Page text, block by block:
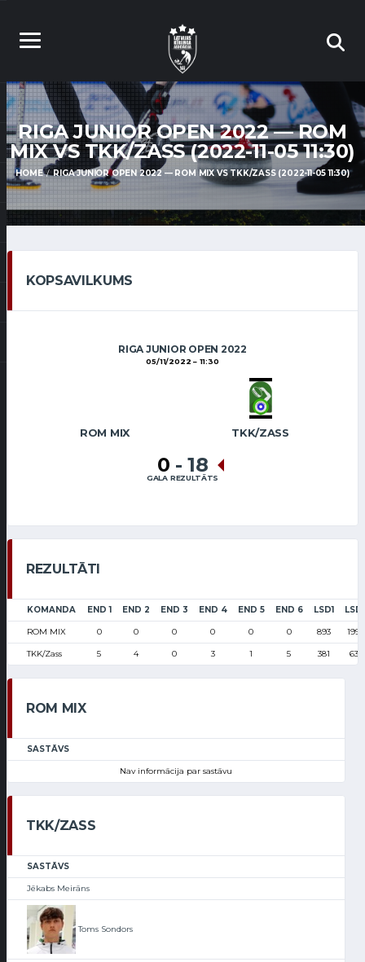
RIGA JUNIOR OPEN 2022 — ROM
MIX VS TKK/ZASS (2022-11-05 11:30)
HOME RIGA JUNIOR OPEN 2022 — ROM MIX VS TKK/ZASS (2022-11-05 11:30)
KOPSAVILKUMS
RIGA JUNIOR OPEN 2022
05/11/2022 11:30
ROM MIX TKK/ZASS
0 - 18
GALA REZULTĀTS
REZULTĀTI
KOMANDA END 1 END 2 END 3 END 4 END 5 END 6 LSD1
ROM MIX 0 0 0 0 0 0 893 1996
TKK/Zass 5 4 0 3 1 5 381 639
ROM MIX
SASTĀVS
Nav informācija par sastāvu
TKK/ZASS
SASTĀVS
Jēkabs Meirāns
Toms Sondors